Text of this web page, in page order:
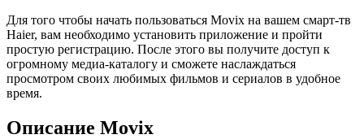
Для того чтобы начать пользоваться Movix на вашем смарт-тв
Haier, вам необходимо установить приложение и пройти
простую регистрацию. После этого вы получите доступ к
огромному медиа-каталогу и сможете наслаждаться
просмотром своих любимых фильмов и сериалов в удобное
время.
Описание Movix